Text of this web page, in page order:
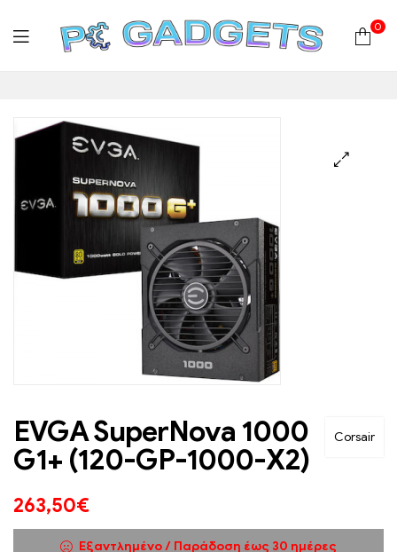
Gadgets
Plus
Hardware
Αναλώσιμα
0
Corsair
EVGA SuperNova 1000
G1+ (120-GP-1000-X2)
263,50€
Εξαντλημένο / Παράδοση έως 30 ημέρες